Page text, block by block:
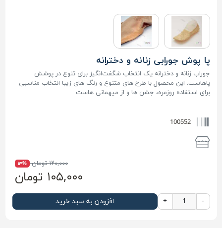
پا پوش جورابی زنانه و دخترانه
جوراب زنانه و دخترانه یک انتخاب شگفت‌انگیز برای تنوع در پوشش
پاهاست. این محصول با طرح های متنوع و رنگ های زیبا انتخاب مناسبی
برای استفاده روزمره، جشن ها و از میهمانی هاست
100552
۱۲۰,۰۰۰ تومان ۱۳%
۱۰۵,۰۰۰ تومان
-
+ افزودن به سبد خرید